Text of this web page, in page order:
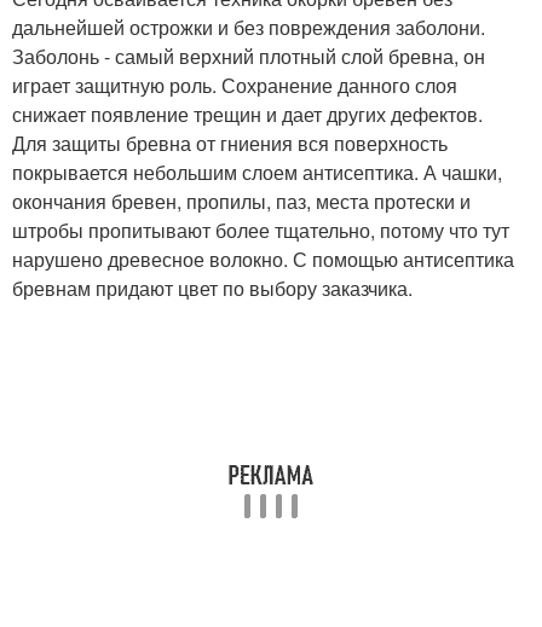
дальнейшей острожки и без повреждения заболони.
Заболонь - самый верхний плотный слой бревна, он
играет защитную роль. Сохранение данного слоя
снижает появление трещин и дает других дефектов.
Для защиты бревна от гниения вся поверхность
покрывается небольшим слоем антисептика. А чашки,
окончания бревен, пропилы, паз, места протески и
штробы пропитывают более тщательно, потому что тут
нарушено древесное волокно. С помощью антисептика
бревнам придают цвет по выбору заказчика.